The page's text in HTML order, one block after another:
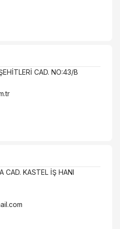
CAD. NO:43/B
CAD. KASTEL İŞ HANI